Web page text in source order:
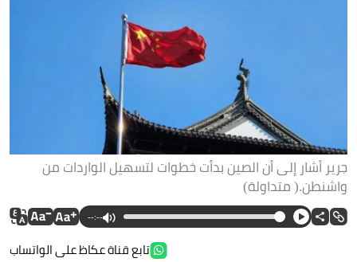
جرير أشار إلى أن الصين بدأت خطوات لتسهيل الواردات من
واشنطن.( متداولة)
--:--
تابع قناة عكاظ على الواتساب